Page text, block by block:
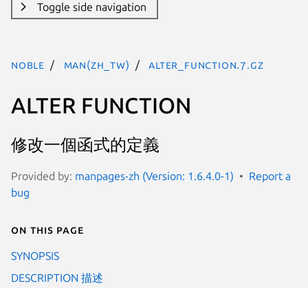
Toggle side navigation
noble man(zh_TW) alter_function.7.gz
ALTER FUNCTION
修改一個函式的定義
Provided by: manpages-zh (Version: 1.6.4.0-1)
Report a
bug
On this page
SYNOPSIS
DESCRIPTION 描述